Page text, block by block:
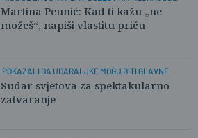
Martina Peunić: Kad ti kažu „ne
možeš“, napiši vlastitu priču
POKAZALI DA UDARALJKE MOGU BITI GLAVNE
Sudar svjetova za spektakularno
zatvaranje